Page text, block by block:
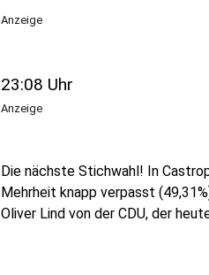
Anzeige
23:08 Uhr
Anzeige
Die nächste Stichwahl! In
Mehrheit knapp verpasst
Oliver Lind von der CDU, der